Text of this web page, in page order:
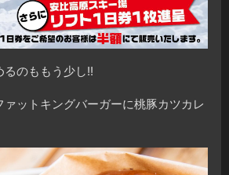
るのももう少し!!
ットキングバーガーに桃豚カツカレ